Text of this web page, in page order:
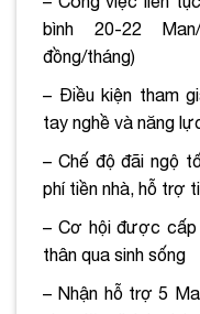
bình 20-22
đồng/tháng)
– Điều kiện tham
tay nghề và năng
– Chế độ đãi ngộ
phí tiền nhà, hỗ trợ
– Cơ hội được cấp
thân qua sinh sống
– Nhận hỗ trợ 5